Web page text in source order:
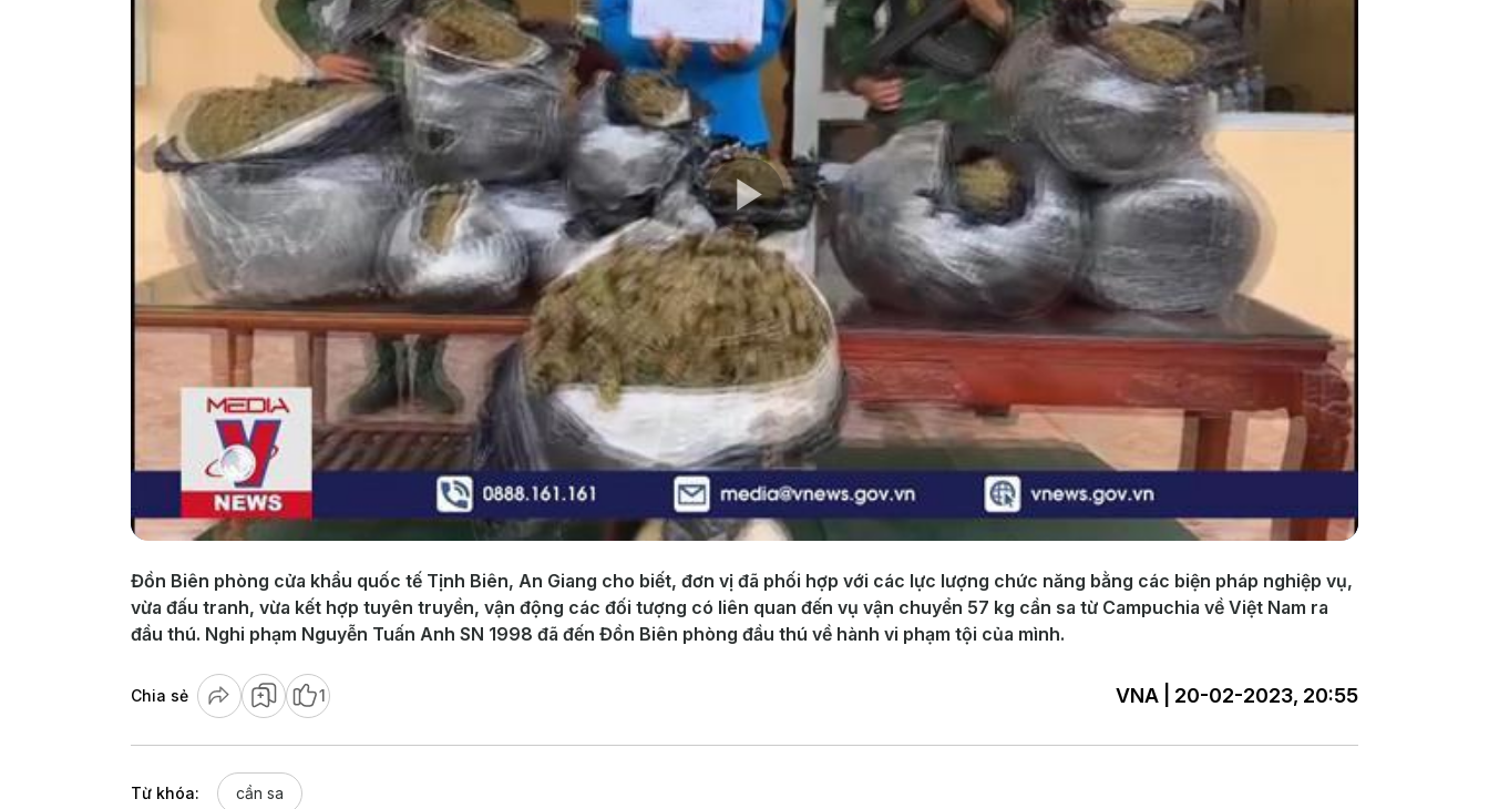
Play
Video
Đồn Biên phòng cửa khẩu quốc tế Tịnh Biên, An Giang cho biết, đơn vị đã phối hợp với các lực lượng chức năng bằng các biện pháp nghiệp vụ,
vừa đấu tranh, vừa kết hợp tuyên truyền, vận động các đối tượng có liên quan đến vụ vận chuyển 57 kg cần sa từ Campuchia về Việt Nam ra
đầu thú. Nghi phạm Nguyễn Tuấn Anh SN 1998 đã đến Đồn Biên phòng đầu thú về hành vi phạm tội của mình.
Chia sẻ 1 VNA | 20-02-2023, 20:55
Từ khóa: cần sa